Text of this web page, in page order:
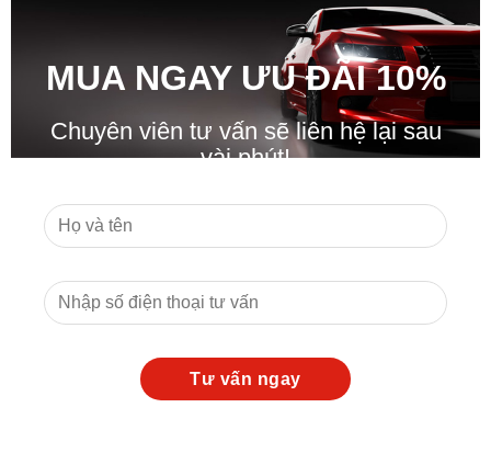
MUA NGAY ƯU ĐÃI10%
Chuyên viên tư vấn sẽ liên hệ lại sau
vài phút!